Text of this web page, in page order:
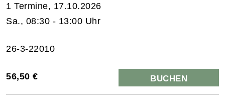
1 Termine, 17.10.2026
Sa., 08:30 - 13:00 Uhr
26-3-22010
56,50 € BUCHEN